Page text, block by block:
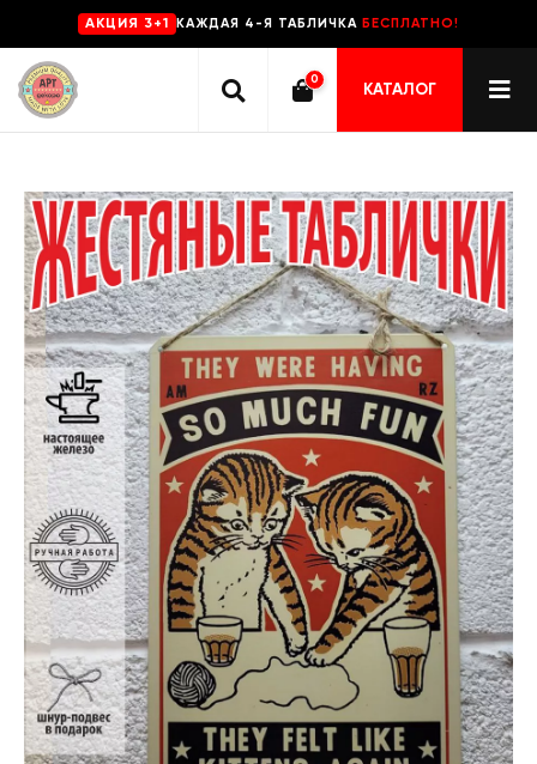
AKЦИЯ 3+1 КАЖДАЯ 4-Я ТАБЛИЧКА БЕСПЛАТНО!
0
КАТАЛОГ